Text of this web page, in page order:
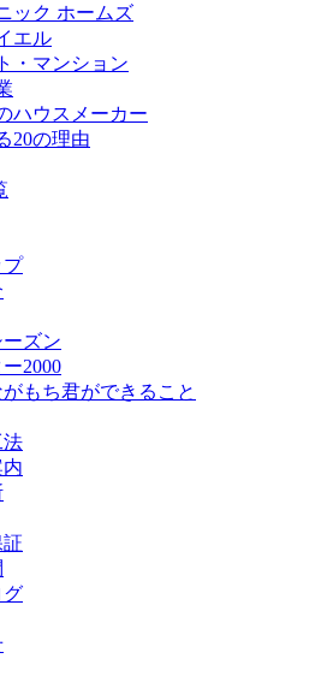
ック ホームズ
エル
・マンション
ハウスメーカー
20の理由
プ
ズン
2000
もち君ができること
法
グ